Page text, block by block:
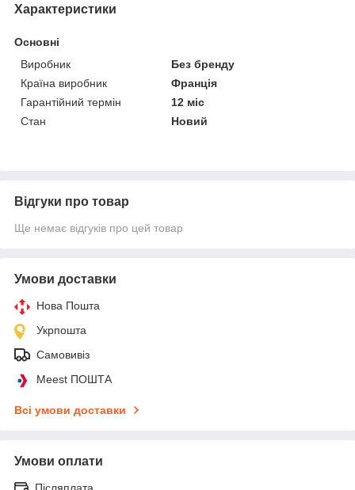
Характеристики
Основні
Виробник
Без бренду
Країна виробник
Франція
Гарантійний термін
12 міс
Стан
Новий
Відгуки про товар
Ще немає відгуків про цей товар
Умови доставки
Нова Пошта
Укрпошта
Самовивіз
Meest ПОШТА
Всі умови доставки
Умови оплати
Післяплата